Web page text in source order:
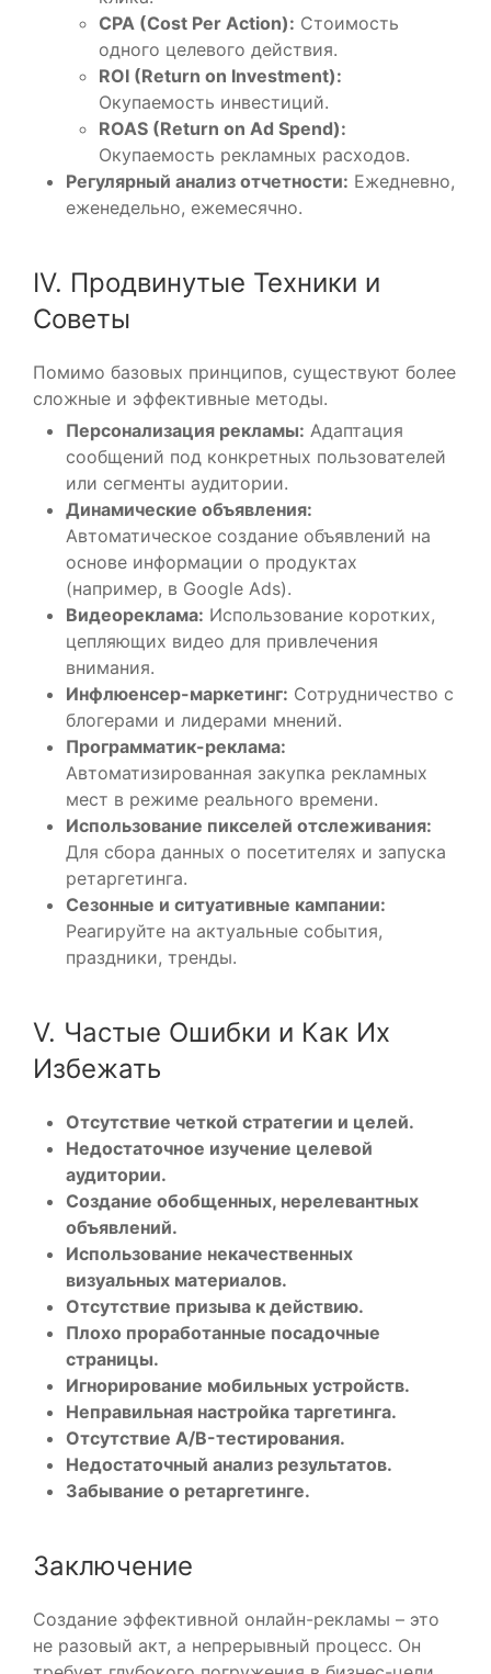
CPA (Cost Per Action): Стоимость
одного целевого действия.
ROI (Return on Investment):
Окупаемость инвестиций.
ROAS (Return on Ad Spend):
Окупаемость рекламных расходов.
Регулярный анализ отчетности: Ежедневно,
еженедельно, ежемесячно.
IV. Продвинутые Техники и
Советы
Помимо базовых принципов, существуют более
сложные и эффективные методы.
Персонализация рекламы: Адаптация
сообщений под конкретных пользователей
или сегменты аудитории.
Динамические объявления:
Автоматическое создание объявлений на
основе информации о продуктах
(например, в Google Ads).
Видеореклама: Использование коротких,
цепляющих видео для привлечения
внимания.
Инфлюенсер-маркетинг: Сотрудничество с
блогерами и лидерами мнений.
Программатик-реклама:
Автоматизированная закупка рекламных
мест в режиме реального времени.
Использование пикселей отслеживания:
Для сбора данных о посетителях и запуска
ретаргетинга.
Сезонные и ситуативные кампании:
Реагируйте на актуальные события,
праздники, тренды.
V. Частые Ошибки и Как Их
Избежать
Отсутствие четкой стратегии и целей.
Недостаточное изучение целевой
аудитории.
Создание обобщенных, нерелевантных
объявлений.
Использование некачественных
визуальных материалов.
Отсутствие призыва к действию.
Плохо проработанные посадочные
страницы.
Игнорирование мобильных устройств.
Неправильная настройка таргетинга.
Отсутствие A/B-тестирования.
Недостаточный анализ результатов.
Забывание о ретаргетинге.
Заключение
Создание эффективной онлайн-рекламы – это
не разовый акт, а непрерывный процесс. Он